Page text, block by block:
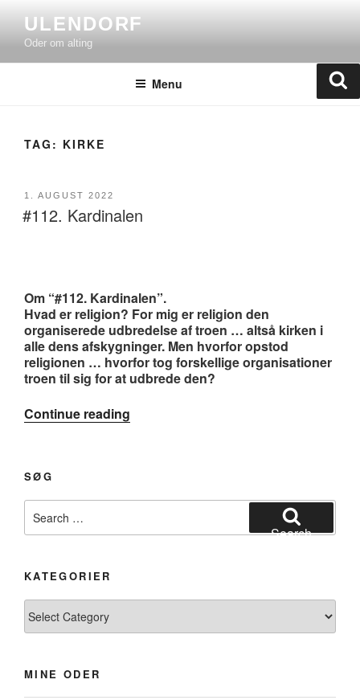
content
ULENDORF
Oder om alting
Menu
TAG: KIRKE
POSTED
ON
1. AUGUST 2022
#112. Kardinalen
Om “#112. Kardinalen”.
Hvad er religion? For mig er religion den
organiserede udbredelse af troen … altså kirken i
alle dens afskygninger. Men hvorfor opstod
religionen … hvorfor tog forskellige organisationer
troen til sig for at udbrede den?
Continue reading
Kardinalen”
SØG
for:
Search
KATEGORIER
MINE ODER